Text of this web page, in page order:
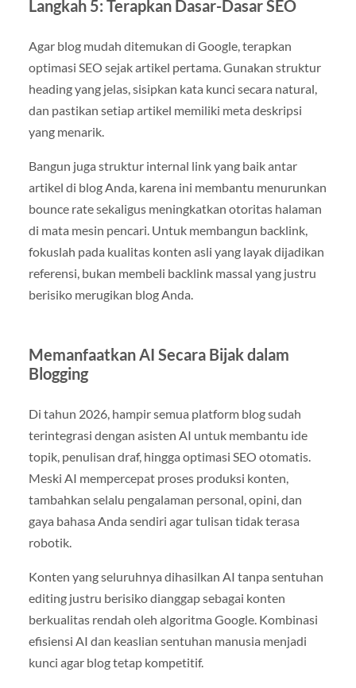
Langkah 5: Terapkan Dasar-Dasar SEO
Agar blog mudah ditemukan di Google, terapkan
optimasi SEO sejak artikel pertama. Gunakan struktur
heading yang jelas, sisipkan kata kunci secara natural,
dan pastikan setiap artikel memiliki meta deskripsi
yang menarik.
Bangun juga struktur internal link yang baik antar
artikel di blog Anda, karena ini membantu menurunkan
bounce rate sekaligus meningkatkan otoritas halaman
di mata mesin pencari. Untuk membangun backlink,
fokuslah pada kualitas konten asli yang layak dijadikan
referensi, bukan membeli backlink massal yang justru
berisiko merugikan blog Anda.
Memanfaatkan AI Secara Bijak dalam
Blogging
Di tahun 2026, hampir semua platform blog sudah
terintegrasi dengan asisten AI untuk membantu ide
topik, penulisan draf, hingga optimasi SEO otomatis.
Meski AI mempercepat proses produksi konten,
tambahkan selalu pengalaman personal, opini, dan
gaya bahasa Anda sendiri agar tulisan tidak terasa
robotik.
Konten yang seluruhnya dihasilkan AI tanpa sentuhan
editing justru berisiko dianggap sebagai konten
berkualitas rendah oleh algoritma Google. Kombinasi
efisiensi AI dan keaslian sentuhan manusia menjadi
kunci agar blog tetap kompetitif.